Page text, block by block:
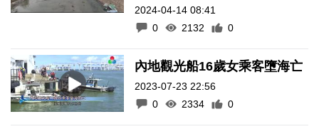
2024-04-14 08:41
0
2132 0
內地觀光船16歲女乘客墮海亡
2023-07-23 22:56
0
2334 0